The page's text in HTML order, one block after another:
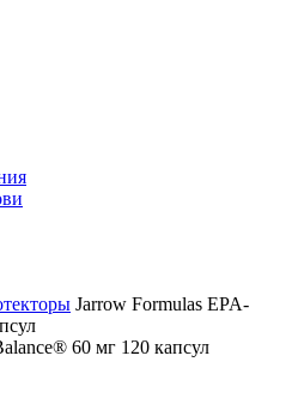
Jarrow Formulas EPA-
60 мг 120 капсул